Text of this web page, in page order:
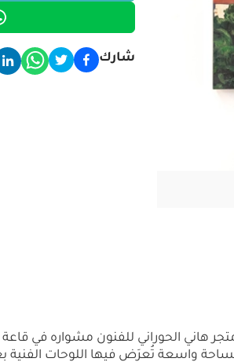
شارك
متجر هاني الحوراني للفنون مشواره
مساحة واسعة تُعرَض فيها اللوحات